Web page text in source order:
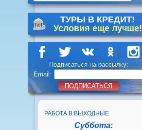
ТУРЫ В КРЕДИТ!
Условия еще лучше!
Подписаться на рассылку:
Email:
ПОДПИСАТЬСЯ
РАБОТА В ВЫХОДНЫЕ
Суббота: